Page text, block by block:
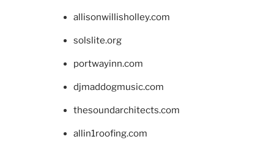
allisonwillisholley.com
solslite.org
portwayinn.com
djmaddogmusic.com
thesoundarchitects.com
allin1roofing.com